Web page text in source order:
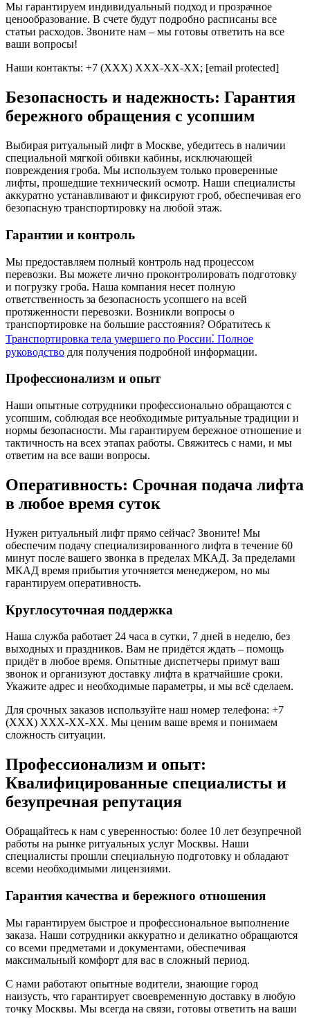
Мы гарантируем индивидуальный подход и прозрачное
ценообразование. В счете будут подробно расписаны все
статьи расходов. Звоните нам – мы готовы ответить на все
ваши вопросы!
Наши контакты: +7 (XXX) XXX-XX-XX; [email protected]
Безопасность и надежность: Гарантия
бережного обращения с усопшим
Выбирая ритуальный лифт в Москве, убедитесь в наличии
специальной мягкой обивки кабины, исключающей
повреждения гроба. Мы используем только проверенные
лифты, прошедшие технический осмотр. Наши специалисты
аккуратно устанавливают и фиксируют гроб, обеспечивая его
безопасную транспортировку на любой этаж.
Гарантии и контроль
Мы предоставляем полный контроль над процессом
перевозки. Вы можете лично проконтролировать подготовку
и погрузку гроба. Наша компания несет полную
ответственность за безопасность усопшего на всей
протяженности перевозки. Возникли вопросы о
транспортировке на большие расстояния? Обратитесь к
Транспортировка тела умершего по России⁚ Полное
руководство для получения подробной информации.
Профессионализм и опыт
Наши опытные сотрудники профессионально обращаются с
усопшим, соблюдая все необходимые ритуальные традиции и
нормы безопасности. Мы гарантируем бережное отношение и
тактичность на всех этапах работы. Свяжитесь с нами, и мы
ответим на все ваши вопросы.
Оперативность: Срочная подача лифта
в любое время суток
Нужен ритуальный лифт прямо сейчас? Звоните! Мы
обеспечим подачу специализированного лифта в течение 60
минут после вашего звонка в пределах МКАД. За пределами
МКАД время прибытия уточняется менеджером, но мы
гарантируем оперативность.
Круглосуточная поддержка
Наша служба работает 24 часа в сутки, 7 дней в неделю, без
выходных и праздников. Вам не придётся ждать – помощь
придёт в любое время. Опытные диспетчеры примут ваш
звонок и организуют доставку лифта в кратчайшие сроки.
Укажите адрес и необходимые параметры, и мы всё сделаем.
Для срочных заказов используйте наш номер телефона: +7
(XXX) XXX-XX-XX. Мы ценим ваше время и понимаем
сложность ситуации.
Профессионализм и опыт:
Квалифицированные специалисты и
безупречная репутация
Обращайтесь к нам с уверенностью: более 10 лет безупречной
работы на рынке ритуальных услуг Москвы. Наши
специалисты прошли специальную подготовку и обладают
всеми необходимыми лицензиями.
Гарантия качества и бережного отношения
Мы гарантируем быстрое и профессиональное выполнение
заказа. Наши сотрудники аккуратно и деликатно обращаются
со всеми предметами и документами, обеспечивая
максимальный комфорт для вас в сложный период.
С нами работают опытные водители, знающие город
наизусть, что гарантирует своевременную доставку в любую
точку Москвы. Мы всегда на связи, готовы ответить на ваши